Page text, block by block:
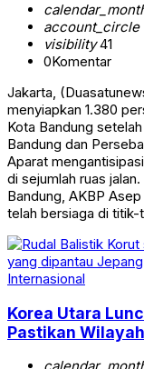
account_circle
visibility41
0Komentar
Jakarta,
menyiapkan 1.380
Kota Bandung
Bandung dan
Aparat
di sejumlah ruas
Bandung, AKBP
telah bersiaga di
Internasional
Korea Utara
Pastikan